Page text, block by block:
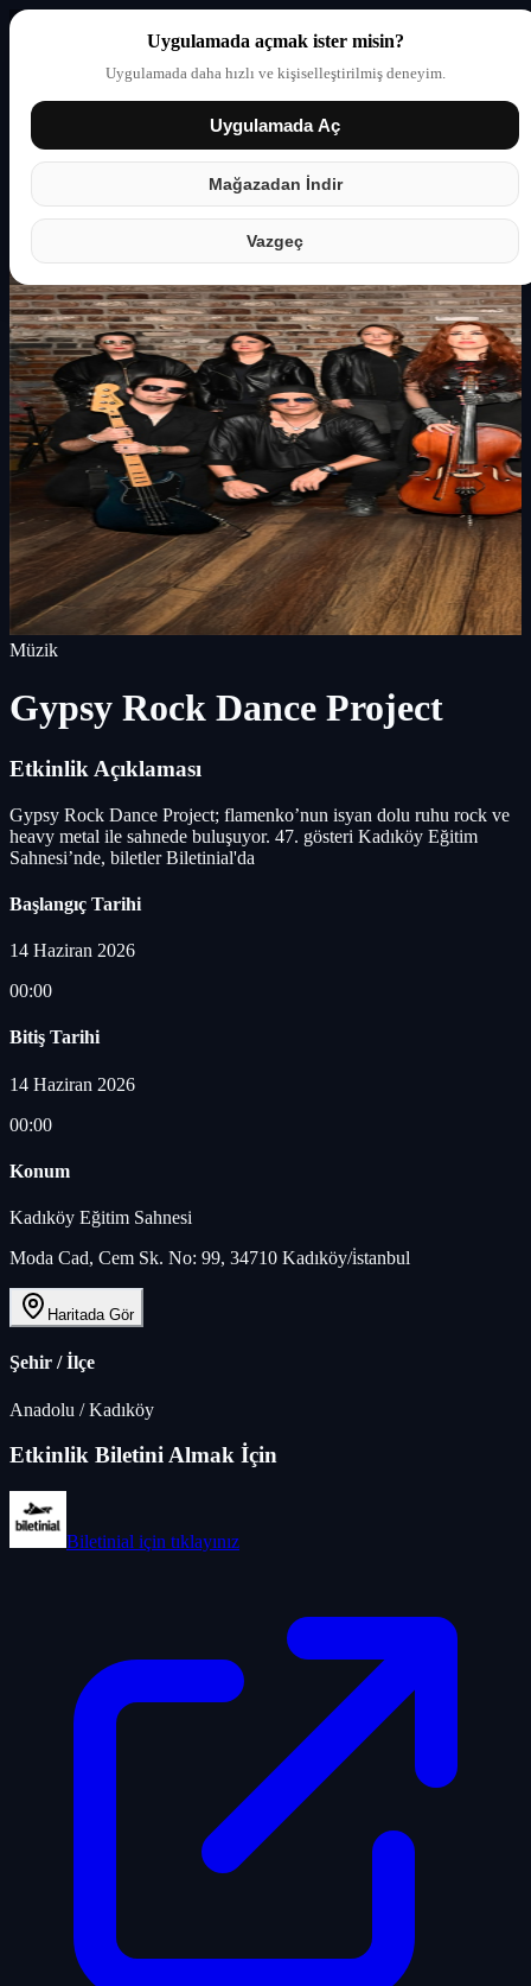
Uygulamada açmak ister misin?
Uygulamada daha hızlı ve kişiselleştirilmiş deneyim.
Uygulamada Aç
Mağazadan İndir
Vazgeç
Giriş yap Partner
Müzik
Gypsy Rock Dance Project
Etkinlik Açıklaması
Gypsy Rock Dance Project; flamenko’nun isyan dolu ruhu rock ve
heavy metal ile sahnede buluşuyor. 47. gösteri Kadıköy Eğitim
Sahnesi’nde, biletler Biletinial'da
Başlangıç Tarihi
14 Haziran 2026
00:00
Bitiş Tarihi
14 Haziran 2026
00:00
Konum
Kadıköy Eğitim Sahnesi
Moda Cad, Cem Sk. No: 99, 34710 Kadıköy/i̇stanbul
Haritada Gör
Şehir / İlçe
Anadolu /Kadıköy
Etkinlik Biletini Almak İçin
Biletinial için tıklayınız